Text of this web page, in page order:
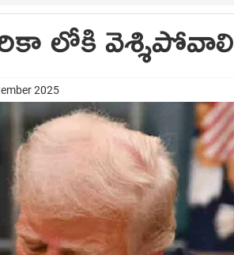
లోకి వెశ్శిపోవాలి
2025